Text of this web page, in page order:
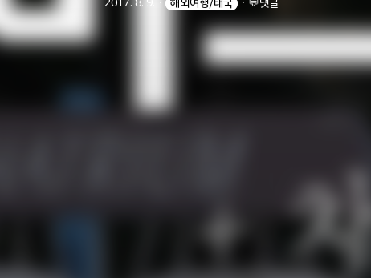
2017. 8. 9. ㆍ 해외여행/태국 ㆍ 💬댓글